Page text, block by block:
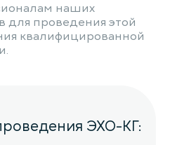
наших
для проведения этой
квалифицированной
ЭХО-КГ: